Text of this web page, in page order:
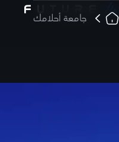
جامعة أحلامك